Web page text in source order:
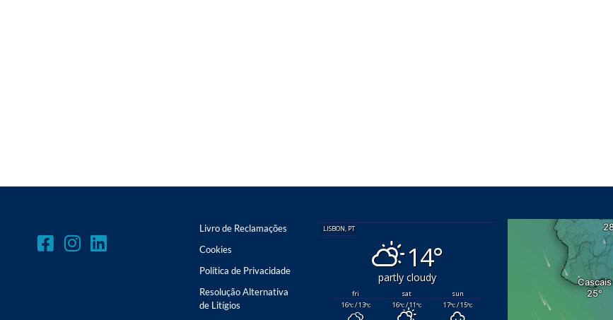
Livro de Reclamações
Cookies
Política de Privacidade
Resolução Alternativa
de Litígios
LISBON, PT
14°
partly cloudy
fri sat
sun
16°C/ 13°C 16°C/ 11°C 17°C/ 15°C